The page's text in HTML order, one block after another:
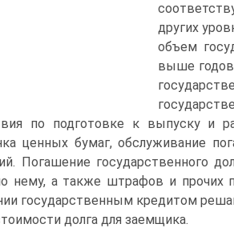
других
объем
выше
по подготовке к выпуску и
ценных бумаг, обслуживание
Погашение государственного
нему, а также штрафов и
государственным кредитом
долга для заемщика.